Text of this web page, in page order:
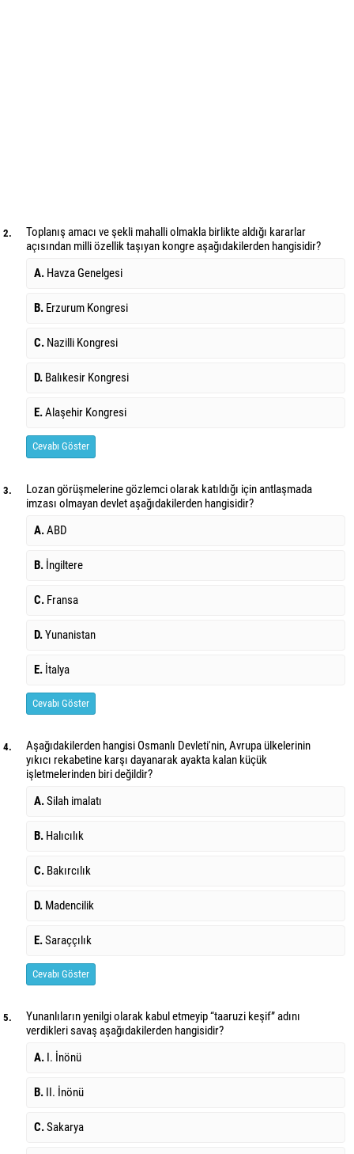
2.
Toplanış amacı ve şekli mahalli olmakla birlikte aldığı kararlar
açısından milli özellik taşıyan kongre aşağıdakilerden hangisidir?
A. Havza Genelgesi
B. Erzurum Kongresi
C. Nazilli Kongresi
D. Balıkesir Kongresi
E.Alaşehir Kongresi
Cevabı Göster
3.
Lozan görüşmelerine gözlemci olarak katıldığı için antlaşmada
imzası olmayandevlet aşağıdakilerden hangisidir?
A.ABD
B. İngiltere
C. Fransa
D.Yunanistan
E. İtalya
Cevabı Göster
4.
Aşağıdakilerden hangisi Osmanlı Devleti'nin, Avrupa ülkelerinin
yıkıcı rekabetine karşı dayanarak ayakta kalan küçük
işletmelerinden biri değildir?
A.Silah imalatı
B. Halıcılık
C. Bakırcılık
D. Madencilik
E.Saraççılık
Cevabı Göster
5.
Yunanlıların yenilgi olarak kabul etmeyip “taaruzi keşif” adını
verdikleri savaşaşağıdakilerden hangisidir?
A. I. İnönü
B. II. İnönü
C.Sakarya